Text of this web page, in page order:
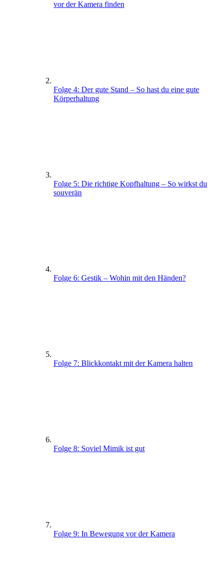
vor der Kamera finden
Folge 4: Der gute Stand – So hast du eine gute
Körperhaltung
Folge 5: Die richtige Kopfhaltung – So wirkst du
souverän
Folge 6: Gestik – Wohin mit den Händen?
Folge 7: Blickkontakt mit der Kamera halten
Folge 8: Soviel Mimik ist gut
Folge 9: In Bewegung vor der Kamera